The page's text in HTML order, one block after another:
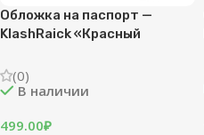
Обложка на паспорт —
KlashRaick «Красный
(0)
В наличии
499.00₽